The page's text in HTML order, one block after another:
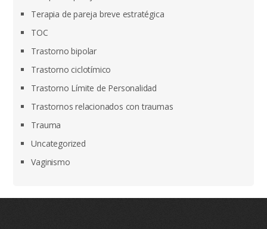
Terapia de pareja breve estratégica
TOC
Trastorno bipolar
Trastorno ciclotímico
Trastorno Límite de Personalidad
Trastornos relacionados con traumas
Trauma
Uncategorized
Vaginismo